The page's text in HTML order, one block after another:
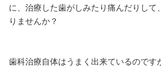
に、治療した歯がしみたり痛んだりして
りませんか？
歯科治療自体はうまく出来ているのです